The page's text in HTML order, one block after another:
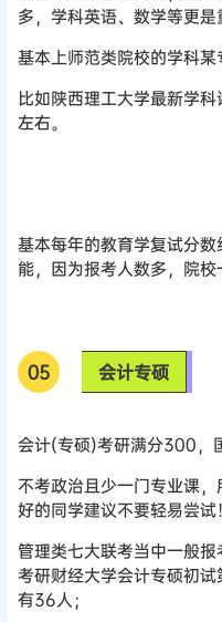
多，学科英语、数学等更是
基本上师范类院校的学科
比如陕西理工大学最新学
左右。
基本每年的教育学复试分
能，因为报考人数多，院校
05 会计专硕
会计(专硕)考研满分300，
不考政治且少一门专业课
好的同学建议不要轻易尝试！
管理类七大联考当中一般
考研财经大学会计专硕初
有36人；